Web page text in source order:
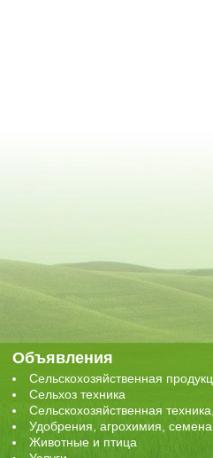
Объявления
Сельскохозяйственная
Сельхоз техника
Сельскохозяйственная
Удобрения, агрохимия,
Животные и птица